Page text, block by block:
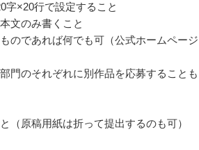
×20行で設定すること
文のみ書くこと
のであれば何でも可（公式ホームページ
門のそれぞれに別作品を応募することも
原稿用紙は折って提出するのも可）